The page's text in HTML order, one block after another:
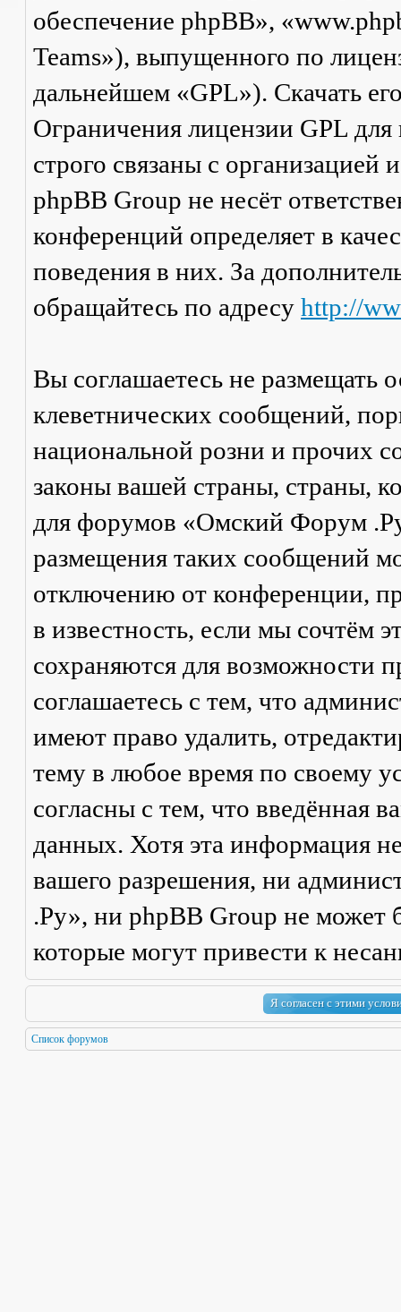
обеспечение phpBB»,
Teams»), выпущенного по
дальнейшем «GPL»). Скачать
Ограничения лицензии GPL
строго связаны с
phpBB Group не несёт
конференций определяет в
поведения в них. За
обращайтесь по адресу http://
Вы соглашаетесь не размещать
клеветнических сообщений,
национальной розни и прочих
законы вашей страны, страны,
для форумов «Омский Форум
размещения таких сообщений
отключению от конференции,
в известность, если мы сочтём
сохраняются для возможности
соглашаетесь с тем, что
имеют право удалить,
тему в любое время по своему
согласны с тем, что введённая
данных. Хотя эта информация
вашего разрешения, ни
.Ру», ни phpBB Group не может
которые могут привести к
Список форумов